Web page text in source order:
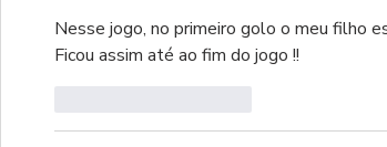
Nesse jogo, no primeiro golo o meu filho
Ficou assim até ao fim do jogo !!